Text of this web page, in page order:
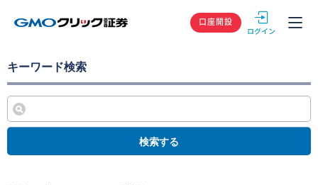
GMOクリック
口座開設
キーワード検索
検索する